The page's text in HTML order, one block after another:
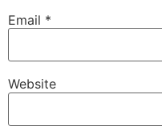
Email *
Website